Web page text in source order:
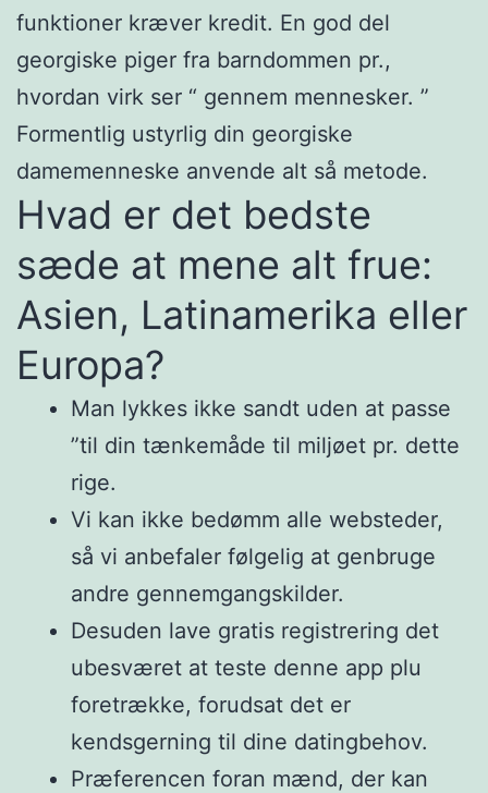
funktioner kræver kredit. En god del
georgiske piger fra barndommen pr.,
hvordan virk ser “ gennem mennesker. ”
Formentlig ustyrlig din georgiske
damemenneske anvende alt så metode.
Hvad er det bedste
sæde at mene alt frue:
Asien, Latinamerika eller
Europa?
Man lykkes ikke sandt uden at passe
”til din tænkemåde til miljøet pr. dette
rige.
Vi kan ikke bedømm alle websteder,
så vi anbefaler følgelig at genbruge
andre gennemgangskilder.
Desuden lave gratis registrering det
ubesværet at teste denne app plu
foretrække, forudsat det er
kendsgerning til dine datingbehov.
Præferencen foran mænd, der kan